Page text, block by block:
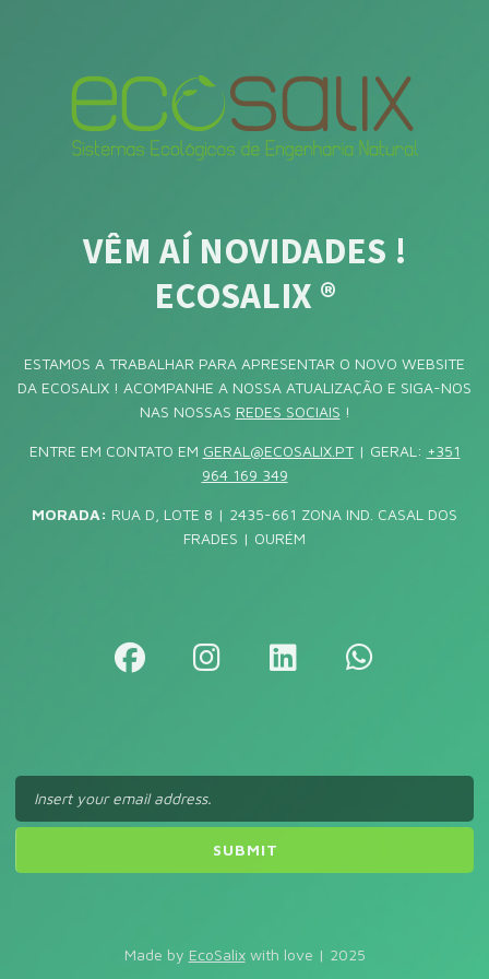
VÊM AÍ NOVIDADES !
ECOSALIX ®
ESTAMOS A TRABALHAR PARA APRESENTAR O NOVO WEBSITE
DA ECOSALIX ! ACOMPANHE A NOSSA ATUALIZAÇÃO E SIGA-NOS
NAS NOSSAS REDES SOCIAIS !
ENTRE EM CONTATO EM GERAL@ECOSALIX.PT| GERAL: +351
964 169 349
MORADA: RUA D, LOTE 8 | 2435-661 ZONA IND. CASAL DOS
FRADES | OURÉM
Made by EcoSalixwith love | 2025